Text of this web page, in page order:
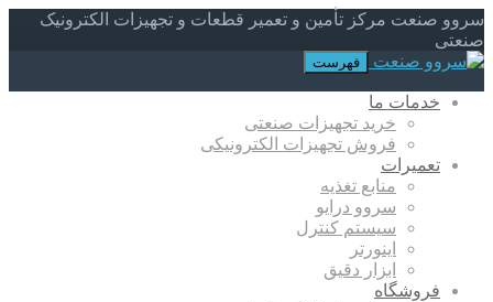
سروو صنعت مرکز تأمین و تعمیر قطعات و تجهیزات الکترونیک
صنعتی
فهرست
خدمات ما
خرید تجهیزات صنعتی
فروش تجهیزات الکترونیکی
تعمیرات
منابع تغذیه
سروو درایو
سیستم کنترل
اینورتر
ابزار دقیق
فروشگاه